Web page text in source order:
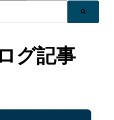
フィールドです。
グ記事